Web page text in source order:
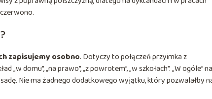
zapisujemy osobno. Dotyczy to połączeń przyimka z
domu”, „na prawo”, „z powrotem”, „w szkołach”. „W ogóle”
Nie ma żadnego dodatkowego wyjątku, który pozwalałby